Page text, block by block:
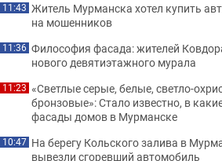
11:43 Житель Мурманска хотел купить
на мошенников
11:36 Философия фасада: жителей
нового девятиэтажного мурала
11:23 «Светлые серые, белые, светло-
бронзовые»: Стало известно, в
фасады домов в Мурманске
10:47 На берегу Кольского залива в
вывезли сгоревший автомобиль